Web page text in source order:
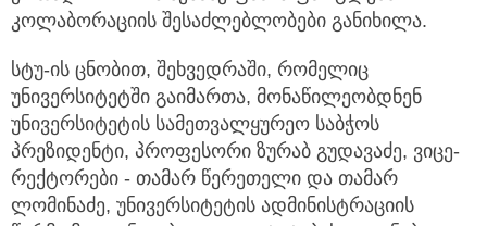
უნივერსიტეტში გაიმართა, მონაწილეობდნენ
უნივერსიტეტის სამეთვალყურეო საბჭოს
პრეზიდენტი, პროფესორი ზურაბ გუდავაძე, ვიცე-
რექტორები - თამარ წერეთელი და თამარ
ლომინაძე, უნივერსიტეტის ადმინისტრაციის
წარმომადგენლები, ფაკულტეტების დეკანები,